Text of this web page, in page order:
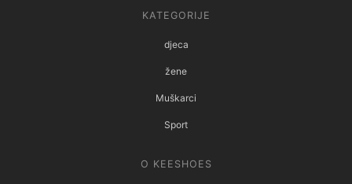
KATEGORIJE
djeca
žene
Muškarci
Sport
O KEESHOES